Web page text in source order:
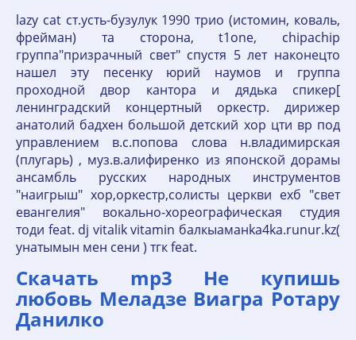
lazy cat ст.усть-бузулук 1990 трио (истомин, коваль,
фрейман) та сторона, t1one, chipachip
группа"призрачный свет" спустя 5 лет наконецто
нашел эту песенку юрий наумов и группа
проходной двор кантора и дядька спикер[
ленинградский концертный оркестр. дирижер
анатолий бадхен большой детский хор цти вр под
управлением в.с.попова слова н.владимирская
(плугарь) , муз.в.алифиренко из японской дорамы
ансамбль русских народных инструментов
"наигрыш" хор,оркестр,солисты церкви ехб "свет
евангелия" вокально-хореографическая студия
тоди feat. dj vitalik vitamin балкыаманka4ka.runur.kz(
унатымын мен сени ) тгк feat.
Скачать mp3 Не купишь
любовь Меладзе Виагра Ротару
Данилко